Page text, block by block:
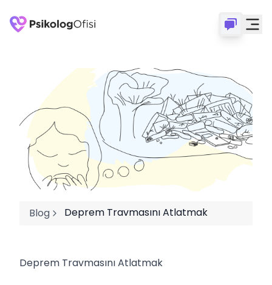
Blog Deprem Travmasını Atlatmak
Deprem Travmasını Atlatmak